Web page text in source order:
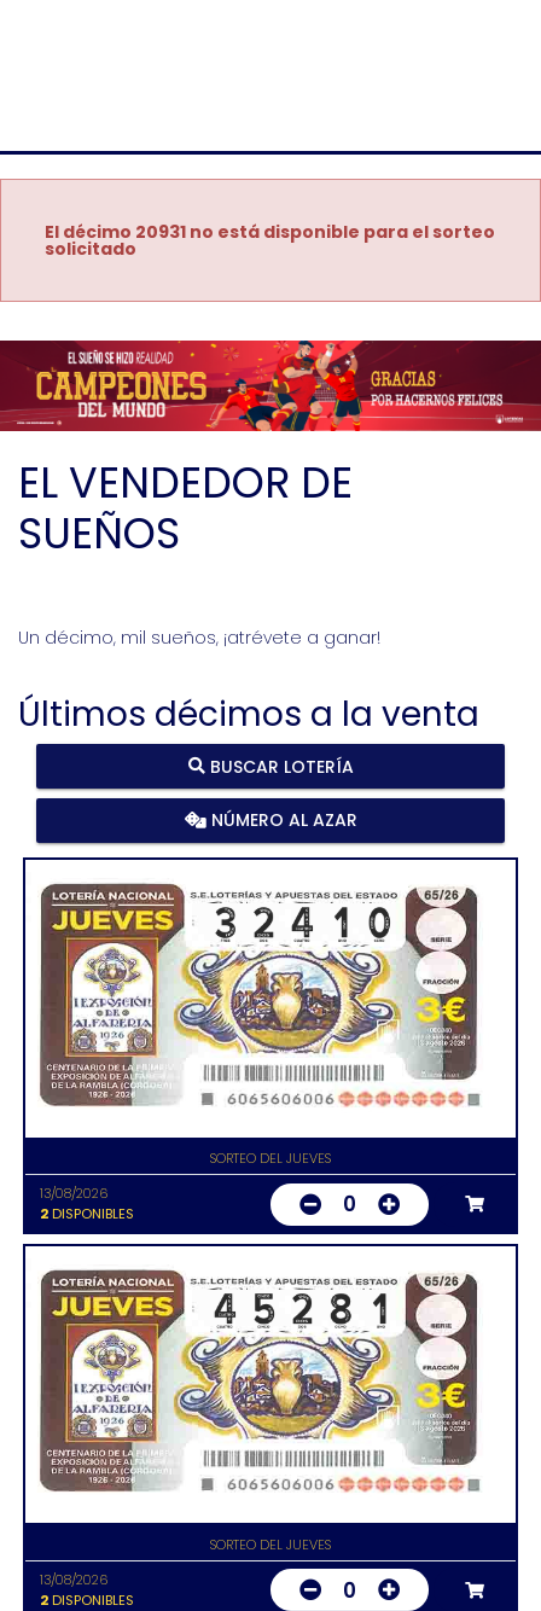
El décimo 20931 no está disponible para el sorteo
solicitado
EL VENDEDOR DE
SUEÑOS
Un décimo, mil sueños, ¡atrévete a ganar!
Últimos décimos a la venta
BUSCAR LOTERÍA
NÚMERO AL AZAR
SORTEO DEL JUEVES
13/08/2026
2DISPONIBLES 0
SORTEO DEL JUEVES
13/08/2026
2DISPONIBLES 0